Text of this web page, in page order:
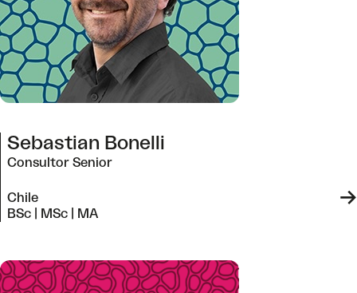
Sebastian Bonelli
Consultor Senior
Chile
BSc | MSc | MA
->